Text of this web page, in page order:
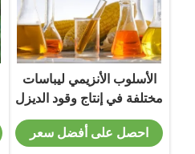
الأسلوب الأنزيمي ليباسات
مختلفة في إنتاج وقود الديزل
الحيوي
احصل على أفضل سعر